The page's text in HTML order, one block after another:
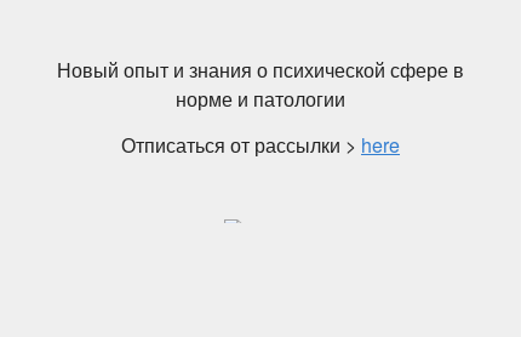
Новый опыт и знания о психической сфере в
норме и патологии
Отписаться от рассылки > here